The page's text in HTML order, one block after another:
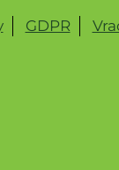
GDPR